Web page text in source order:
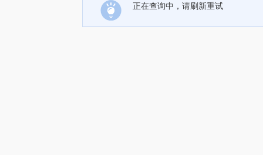
正在查询中，请刷新重试